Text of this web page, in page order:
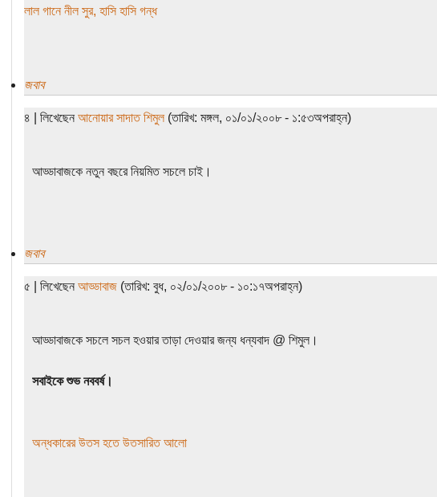
লাল গানে নীল সুর, হাসি হাসি গন্ধ
জবাব
৪ | লিখেছেন আনোয়ার সাদাত শিমুল(তারিখ: মঙ্গল, ০১/০১/২০০৮ - ১:৫৩অপরাহ্ন)
আড্ডাবাজকে নতুন বছরে নিয়মিত সচলে চাই।
জবাব
৫ | লিখেছেন আড্ডাবাজ(তারিখ: বুধ, ০২/০১/২০০৮ - ১০:১৭অপরাহ্ন)
আড্ডাবাজকে সচলে সচল হওয়ার তাড়া দেওয়ার জন্য ধন্যবাদ @ শিমুল।
সবাইকে শুভ নববর্ষ।
অন্ধকারের উতস হতে উতসারিত আলো